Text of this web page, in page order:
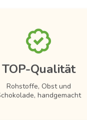
TOP-Qualität
Rohstoffe, Obst und
handgemacht